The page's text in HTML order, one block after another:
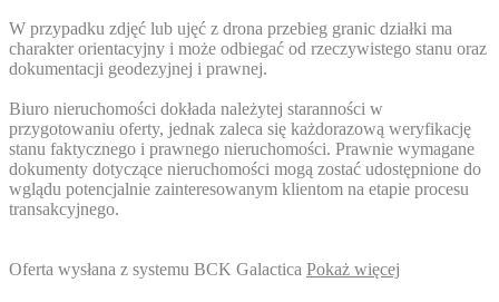
W przypadku zdjęć lub ujęć z drona przebieg granic działki ma
charakter orientacyjny i może odbiegać od rzeczywistego stanu oraz
dokumentacji geodezyjnej i prawnej.
Biuro nieruchomości dokłada należytej staranności w
przygotowaniu oferty, jednak zaleca się każdorazową weryfikację
stanu faktycznego i prawnego nieruchomości. Prawnie wymagane
dokumenty dotyczące nieruchomości mogą zostać udostępnione do
wglądu potencjalnie zainteresowanym klientom na etapie procesu
transakcyjnego.
Oferta wysłana z systemu BCK Galactica Pokaż więcej